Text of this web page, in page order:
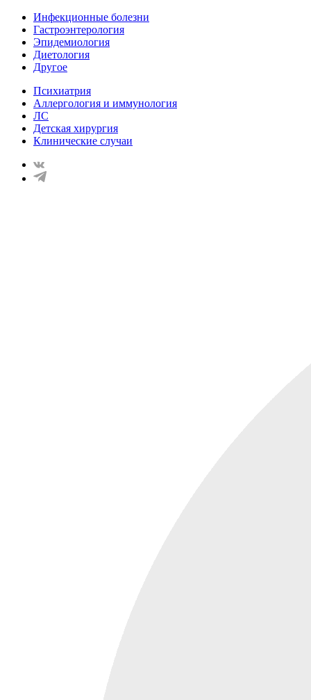
Инфекционные болезни
Гастроэнтерология
Эпидемиология
Диетология
Другое
Психиатрия
Аллергология и иммунология
ЛС
Детская хирургия
Клинические случаи